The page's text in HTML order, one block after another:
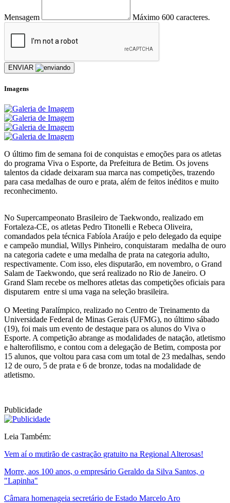
Mensagem Máximo 600 caracteres.
ENVIAR
Imagens
O último fim de semana foi de conquistas e emoções para os atletas
do programa Viva o Esporte, da Prefeitura de Betim. Os jovens
talentos da cidade deixaram sua marca nas competições, trazendo
para casa medalhas de ouro e prata, além de feitos inéditos e muito
reconhecimento.
No Supercampeonato Brasileiro de Taekwondo, realizado em
Fortaleza-CE, os atletas Pedro Titonelli e Rebeca Oliveira,
comandados pela técnica Fabíola Araújo e pelo delegado da equipe
e campeão mundial, Willys Pinheiro, conquistaram medalha de ouro
na categoria cadete e uma medalha de prata na categoria adulto,
respectivamente. Com isso, eles disputarão, em novembro, o Grand
Salam de Taekwondo, que será realizado no Rio de Janeiro. O
Grand Slam recebe os melhores atletas das competições oficiais para
disputarem entre si uma vaga na seleção brasileira.
O Meeting Paralímpico, realizado no Centro de Treinamento da
Universidade Federal de Minas Gerais (UFMG), no último sábado
(19), foi mais um evento de destaque para os alunos do Viva o
Esporte. A competição abrange as modalidades de natação, atletismo
e halterofilismo, e contou com a delegação de Betim, composta por
15 alunos, que voltou para casa com um total de 23 medalhas, sendo
12 de ouro, 5 de prata e 6 de bronze, todas na modalidade de
atletismo.
Publicidade
Leia Também:
Vem aí o mutirão de castração gratuito na Regional Alterosas!
Morre, aos 100 anos, o empresário Geraldo da Silva Santos, o
"Lapinha"
Câmara homenageia secretário de Estado Marcelo Aro